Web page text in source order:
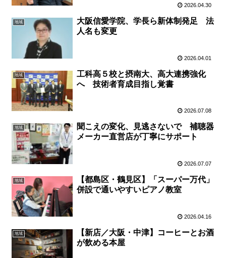
2026.04.30
地域
大阪信愛学院、学長ら新体制発足 法
人名も変更
2026.04.01
地域
工科高５校と摂南大、高大連携強化
へ 技術者育成目指し覚書
2026.07.08
地域
聞こえの変化、見逃さないで 補聴器
メーカー直営店が丁寧にサポート
2026.07.07
地域
【都島区・鶴見区】「スーパー万代」
併設で通いやすいピアノ教室
2026.04.16
地域
【新店／大阪・中津】コーヒーとお酒
が飲める本屋